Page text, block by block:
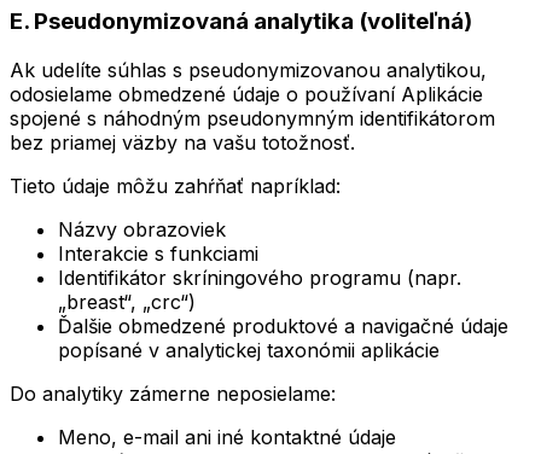
E. Pseudonymizovaná analytika (voliteľná)
Ak udelíte súhlas s pseudonymizovanou analytikou,
odosielame obmedzené údaje o používaní Aplikácie
spojené s náhodným pseudonymným identifikátorom
bez priamej väzby na vašu totožnosť.
Tieto údaje môžu zahŕňať napríklad:
Názvy obrazoviek
Interakcie s funkciami
Identifikátor skríningového programu (napr.
„breast“, „crc“)
Ďalšie obmedzené produktové a navigačné údaje
popísané v analytickej taxonómii aplikácie
Do analytiky zámerne neposielame:
Meno, e-mail ani iné kontaktné údaje